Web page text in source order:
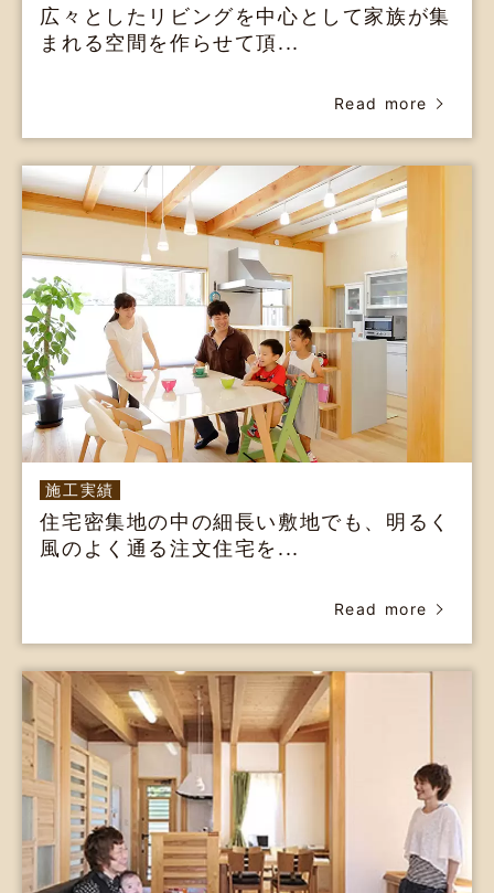
広々としたリビングを中心として家族が集
まれる空間を作らせて頂...
Read more
施工実績
住宅密集地の中の細長い敷地でも、明るく
風のよく通る注文住宅を...
Read more